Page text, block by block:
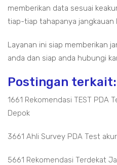
memberikan data sesuai
tiap-tiap tahapanya jangkauan
Layanan ini siap memberikan
anda dan siap anda hubungi
Postingan terkait:
1661 Rekomendasi TEST PDA
Depok
3661 Ahli Survey PDA Test
5661 Rekomendasi Terdekat